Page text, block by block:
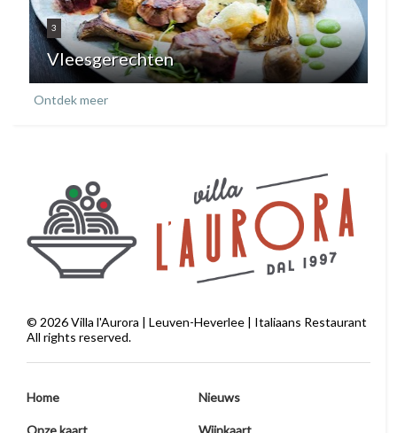
3
Vleesgerechten
Ontdek meer
© 2026Villa l'Aurora | Leuven-Heverlee | Italiaans Restaurant
All rights reserved.
Home Nieuws
Onze kaart Wijnkaart